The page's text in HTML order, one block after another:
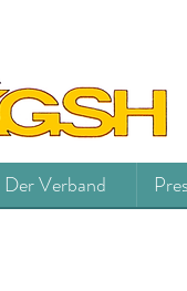
Der Verband